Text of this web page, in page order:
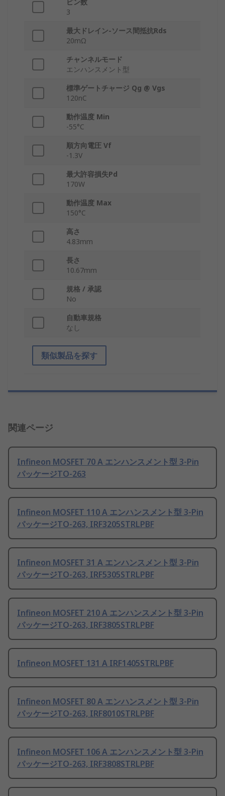
ピン数
3
最大ドレイン-ソース間抵抗Rds
20mΩ
チャンネルモード
エンハンスメント型
標準ゲートチャージ Qg @ Vgs
120nC
動作温度 Min
-55°C
順方向電圧 Vf
-1.3V
最大許容損失Pd
170W
動作温度 Max
150°C
高さ
4.83mm
長さ
10.67mm
規格 / 承認
No
自動車規格
なし
類似製品を探す
関連ページ
Infineon MOSFET 70 A エンハンスメント型 3-Pin
パッケージTO-263
Infineon MOSFET 110 A エンハンスメント型 3-Pin
パッケージTO-263, IRF3205STRLPBF
Infineon MOSFET 31 A エンハンスメント型 3-Pin
パッケージTO-263, IRF5305STRLPBF
Infineon MOSFET 210 A エンハンスメント型 3-Pin
パッケージTO-263, IRF3805STRLPBF
Infineon MOSFET 131 A IRF1405STRLPBF
Infineon MOSFET 80 A エンハンスメント型 3-Pin
パッケージTO-263, IRF8010STRLPBF
Infineon MOSFET 106 A エンハンスメント型 3-Pin
パッケージTO-263, IRF3808STRLPBF